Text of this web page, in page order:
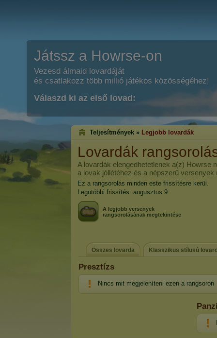
Játssz a Howrse-on
Vezesd álmaid lovardáját
és csatlakozz több millió játékos közösségéhez!
Válaszd ki az első lovad:
Teljesítmények » Legjobb lovardák
Lovardák
A lovardák elengedhetetlenek a(z) Howrse
a lovak jóllétéhez és a népszerű
Ez a rangsorolás minden este frissítésre kerül.
Legutóbbi frissítés: augusztus 9.
A legjobb versenyek
rangsorolásának megtekintése
Összes lovarda Klasszikus stílusú
Presztízs
Nincs mit megjeleníteni ezen a rangsoron